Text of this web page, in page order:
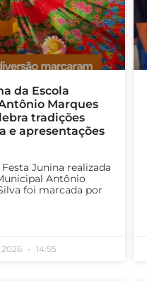
da Escola
Marques
tradições
e apresentações
Junina realizada
Antônio
foi marcada por
14:55